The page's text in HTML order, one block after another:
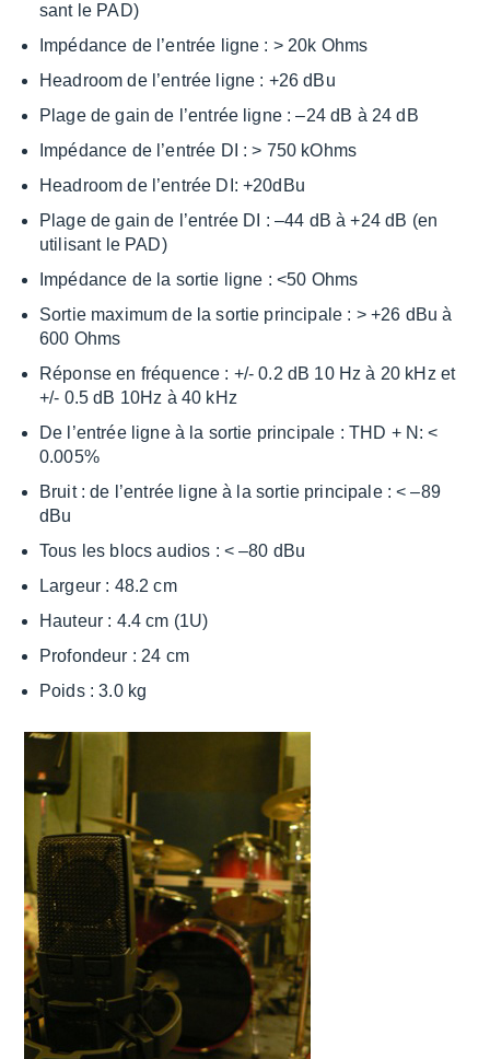
sant le PAD)
Impé­dance de l’en­trée ligne : > 20k Ohms
Headroom de l’en­trée ligne : +26 dBu
Plage de gain de l’en­trée ligne : –24 dB à 24 dB
Impé­dance de l’en­trée DI : > 750 kOhms
Headroom de l’en­trée DI: +20dBu
Plage de gain de l’en­trée DI : –44 dB à +24 dB (en
utili­sant le PAD)
Impé­dance de la sortie ligne : <50 Ohms
Sortie maxi­mum de la sortie prin­ci­pale : > +26 dBu à
600 Ohms
Réponse en fréquence : +/- 0.2 dB 10 Hz à 20 kHz et
+/- 0.5 dB 10Hz à 40 kHz
De l’en­trée ligne à la sortie prin­ci­pale : THD + N: <
0.005%
Bruit : de l’en­trée ligne à la sortie prin­ci­pale : < –89
dBu
Tous les blocs audios : < –80 dBu
Largeur : 48.2 cm
Hauteur : 4.4 cm (1U)
Profon­deur : 24 cm
Poids : 3.0 kg